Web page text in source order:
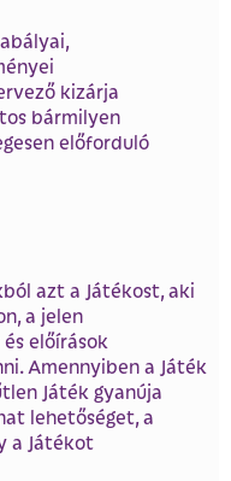
kizárja
bármilyen
előforduló
azt a Játékost, aki
a jelen
előírások
Amennyiben a Játék
Játék gyanúja
lehetőséget, a
a Játékot